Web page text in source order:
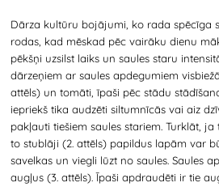
Dārza kultūru bojājumi, ko rada spēcīga
rodas, kad mēskad pēc vairāku dienu
pēkšņi uzsilst laiks un saules staru
dārzeņiem ar saules apdegumiem
attēls) un tomāti, īpaši pēc stādu
iepriekš tika audzēti siltumnīcās vai aiz
pakļauti tiešiem saules stariem. Turklāt,
to stublāji (2. attēls) papildus lapām var
savelkas un viegli lūzt no saules. Saules
augļus (3. attēls). Īpaši apdraudēti ir tie